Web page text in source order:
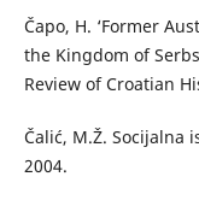
Čapo, H. ‘Former
the Kingdom of
Review of Croatian
Čalić, M.Ž. Socijalna
2004.